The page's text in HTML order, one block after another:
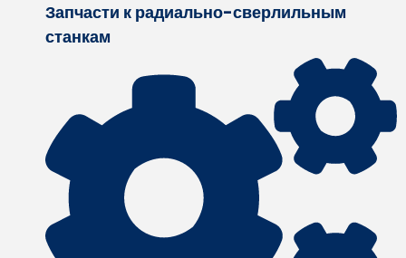
Запчасти к радиально-сверлильным
станкам